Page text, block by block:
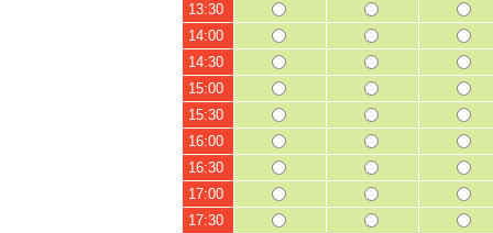
13:30
14:00
14:30
15:00
15:30
16:00
16:30
17:00
17:30